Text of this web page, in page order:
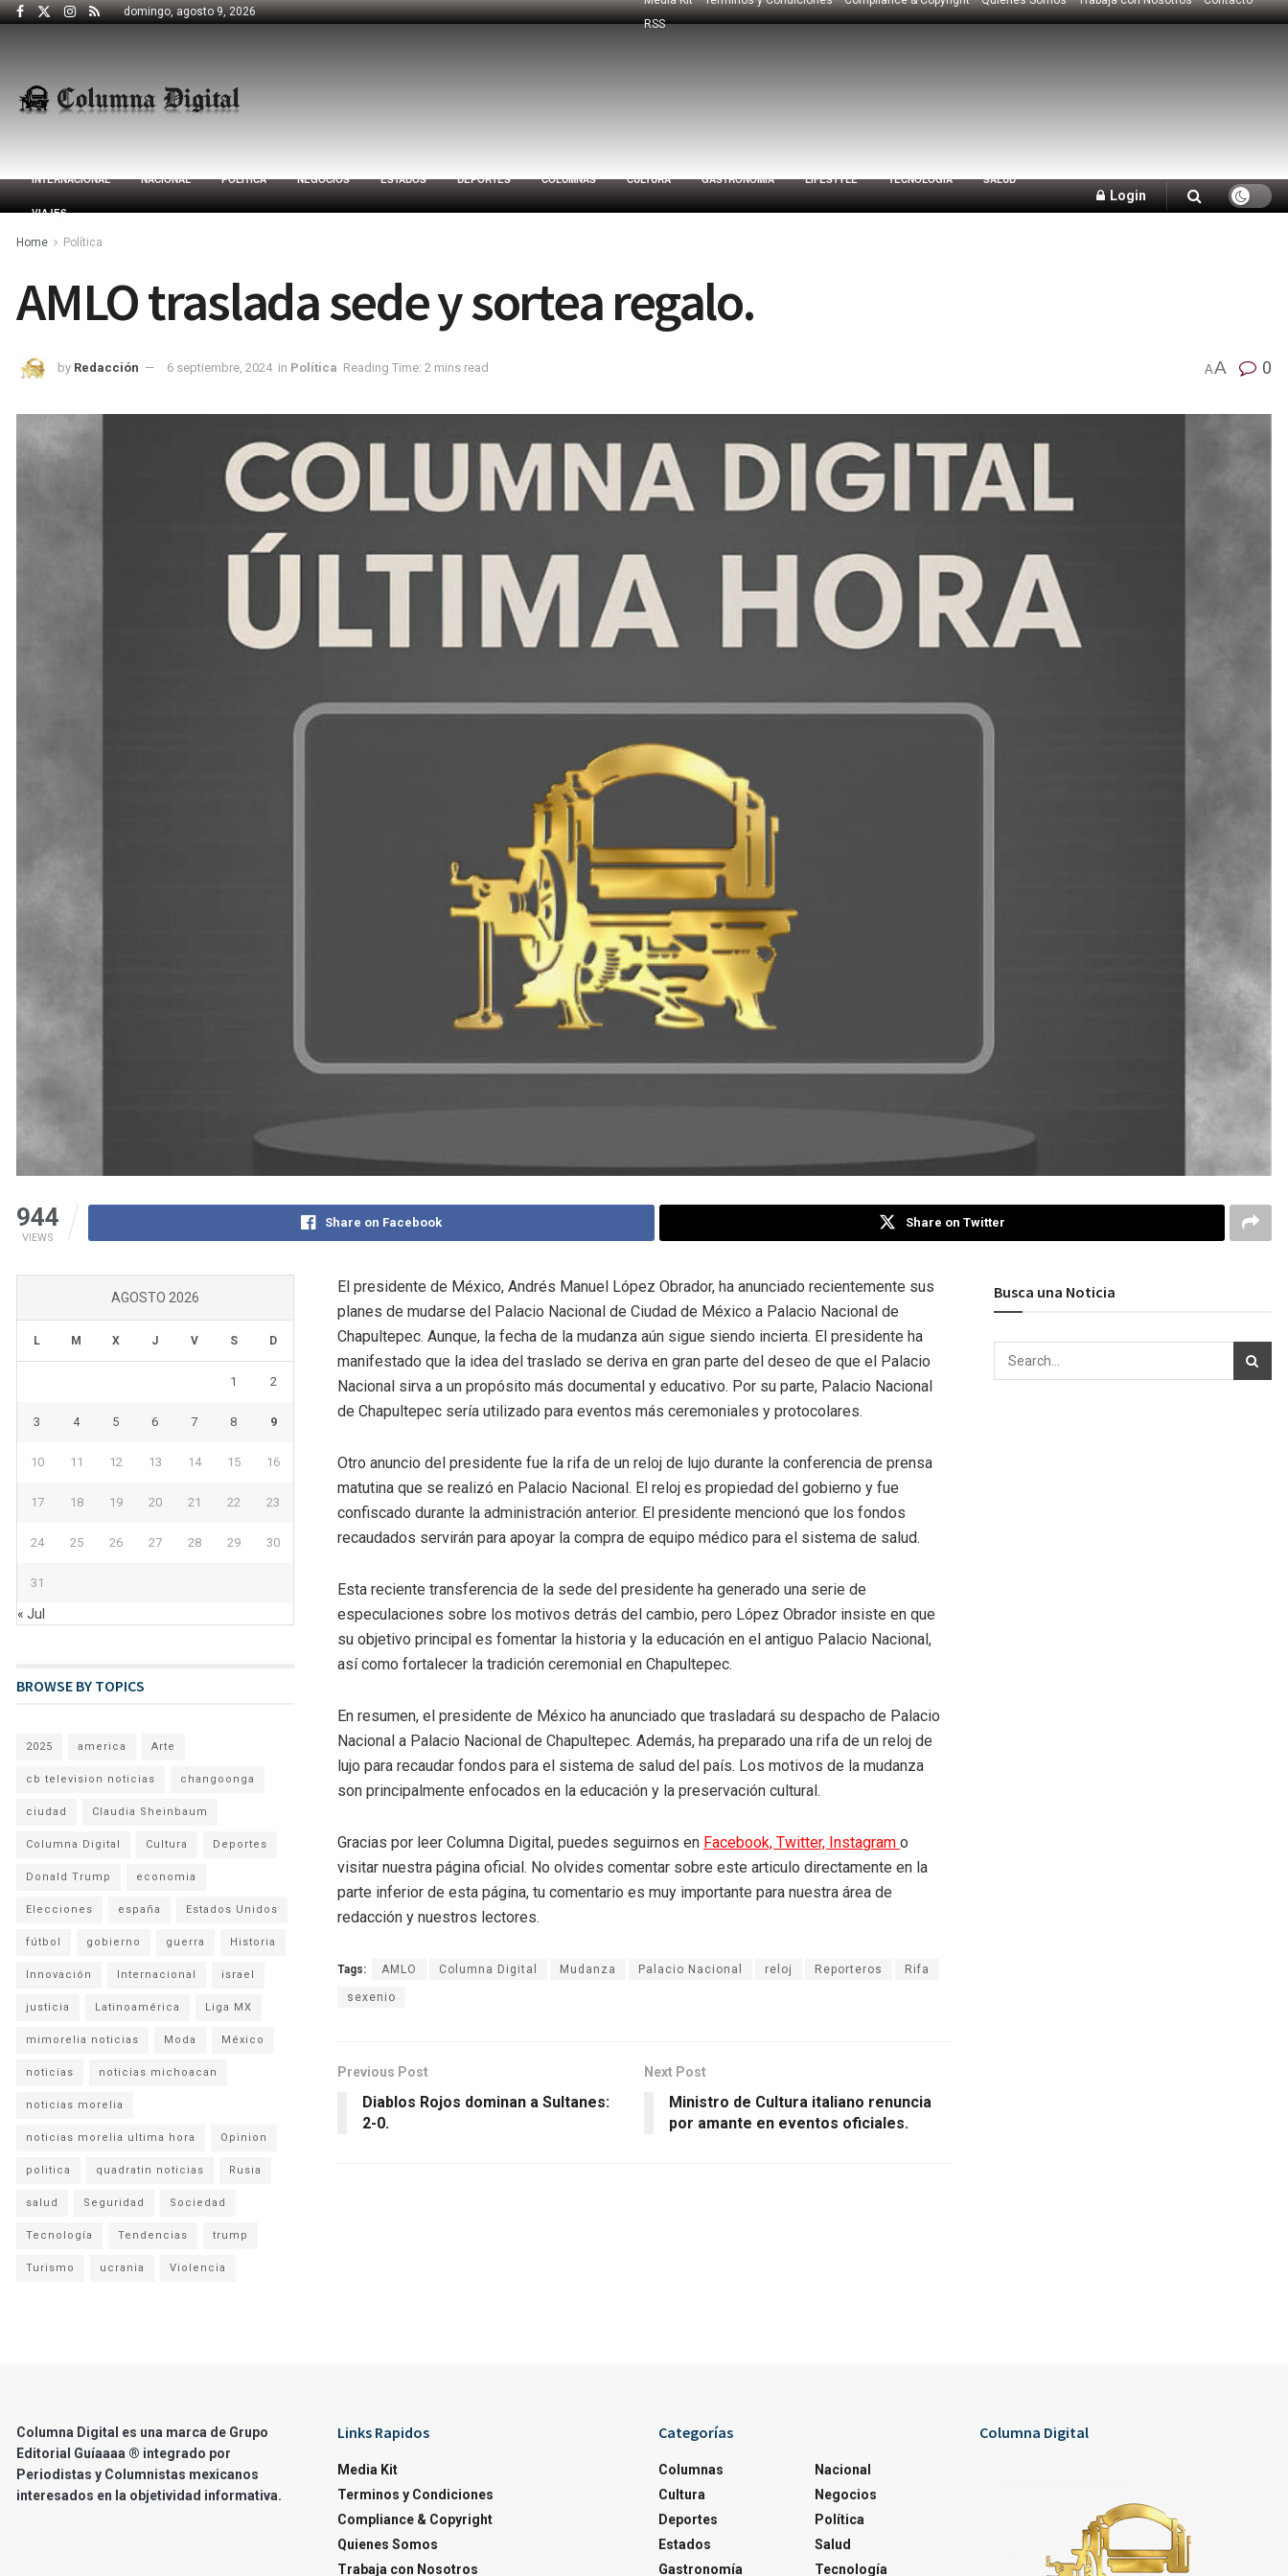
domingo, agosto 9, 2026
RSS
INTERNACIONAL NACIONAL POLÍTICA NEGOCIOS ESTADOS DEPORTES COLUMNAS CULTURA GASTRONOMÍA LIFESTYLE TECNOLOGÍA SALUD
VIAJES
Login
Home Política
AMLO traslada sede y sortea regalo.
by Redacción 6 septiembre, 2024 in Política Reading Time: 2 mins read AA 0
944
VIEWS
Share on Facebook Share on Twitter
El presidente de México, Andrés Manuel López Obrador, ha anunciado recientemente sus
planes de mudarse del Palacio Nacional de Ciudad de México a Palacio Nacional de
Chapultepec. Aunque, la fecha de la mudanza aún sigue siendo incierta. El presidente ha
manifestado que la idea del traslado se deriva en gran parte del deseo de que el Palacio
Nacional sirva a un propósito más documental y educativo. Por su parte, Palacio Nacional
de Chapultepec sería utilizado para eventos más ceremoniales y protocolares.
Otro anuncio del presidente fue la rifa de un reloj de lujo durante la conferencia de prensa
matutina que se realizó en Palacio Nacional. El reloj es propiedad del gobierno y fue
confiscado durante la administración anterior. El presidente mencionó que los fondos
recaudados servirán para apoyar la compra de equipo médico para el sistema de salud.
Esta reciente transferencia de la sede del presidente ha generado una serie de
especulaciones sobre los motivos detrás del cambio, pero López Obrador insiste en que
su objetivo principal es fomentar la historia y la educación en el antiguo Palacio Nacional,
así como fortalecer la tradición ceremonial en Chapultepec.
En resumen, el presidente de México ha anunciado que trasladará su despacho de Palacio
Nacional a Palacio Nacional de Chapultepec. Además, ha preparado una rifa de un reloj de
lujo para recaudar fondos para el sistema de salud del país. Los motivos de la mudanza
son principalmente enfocados en la educación y la preservación cultural.
Gracias por leer Columna Digital, puedes seguirnos en Facebook, Twitter, Instagram o
visitar nuestra página oficial. No olvides comentar sobre este articulo directamente en la
parte inferior de esta página, tu comentario es muy importante para nuestra área de
redacción y nuestros lectores.
Tags: AMLO Columna Digital Mudanza Palacio Nacional reloj Reporteros Rifa
sexenio
Previous Post
Diablos Rojos dominan a Sultanes:
2-0.
Next Post
Ministro de Cultura italiano renuncia
por amante en eventos oficiales.
AGOSTO 2026
L M X J V S D
1 2
3 4 5 6 7 8 9
10 11 12 13 14 15 16
17 18 19 20 21 22 23
24 25 26 27 28 29 30
31
« Jul
BROWSE BY TOPICS
2025 america Arte
cb television noticias changoonga
ciudad Claudia Sheinbaum
Columna Digital Cultura Deportes
Donald Trump economia
Elecciones españa Estados Unidos
fútbol gobierno guerra Historia
Innovación Internacional israel
justicia Latinoamérica Liga MX
mimorelia noticias Moda México
noticias noticias michoacan
noticias morelia
noticias morelia ultima hora Opinion
politica quadratin noticias Rusia
salud Seguridad Sociedad
Tecnología Tendencias trump
Turismo ucrania Violencia
Busca una Noticia
Columna Digital es una marca de Grupo
Editorial Guíaaaa ® integrado por
Periodistas y Columnistas mexicanos
interesados en la objetividad informativa.
Links Rapidos
Media Kit
Terminos y Condiciones
Compliance & Copyright
Quienes Somos
Trabaja con Nosotros
Categorías
Columnas
Cultura
Deportes
Estados
Gastronomía
Nacional
Negocios
Política
Salud
Tecnología
Columna Digital